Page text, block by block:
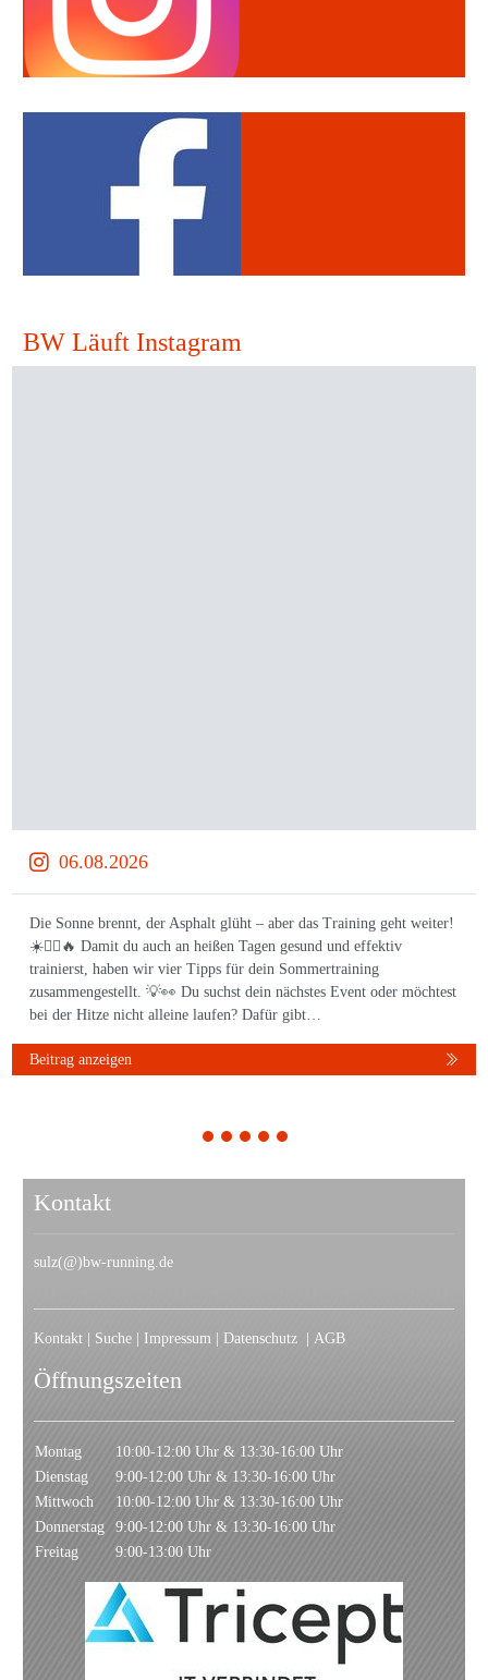
BW Läuft Instagram
06.08.2026
Die Sonne brennt, der Asphalt glüht – aber das Training geht weiter!
☀️🏃‍♀️🔥 Damit du auch an heißen Tagen gesund und effektiv
trainierst, haben wir vier Tipps für dein Sommertraining
zusammengestellt. 💡👀 Du suchst dein nächstes Event oder möchtest
bei der Hitze nicht alleine laufen? Dafür gibt…
Beitrag anzeigen
1 2 3 4 5
Kontakt
sulz(@)bw-running.de
Kontakt Suche Impressum Datenschutz AGB
Öffnungszeiten
Montag
10:00-12:00 Uhr & 13:30-16:00 Uhr
Dienstag
9:00-12:00 Uhr & 13:30-16:00 Uhr
Mittwoch
10:00-12:00 Uhr & 13:30-16:00 Uhr
Donnerstag
9:00-12:00 Uhr & 13:30-16:00 Uhr
Freitag
9:00-13:00 Uhr